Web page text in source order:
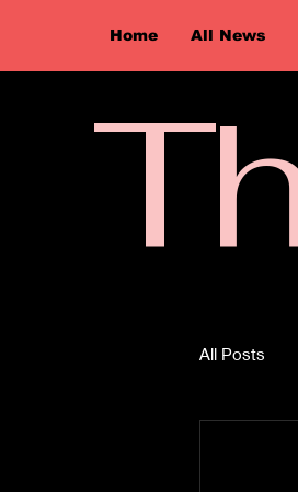
Home All News
All Posts